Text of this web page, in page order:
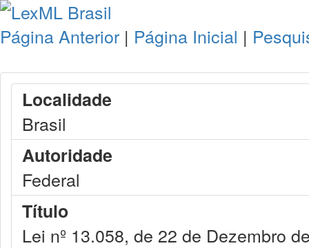
Página Anterior | Página Inicial |
Localidade
Brasil
Autoridade
Federal
Título
Lei nº 13.058, de 22 de Dezembro